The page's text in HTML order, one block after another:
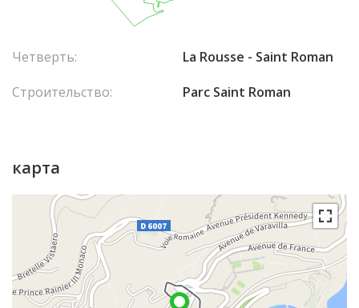
Четверть:
La Rousse - Saint Roman
Строительство:
Parc Saint Roman
карта